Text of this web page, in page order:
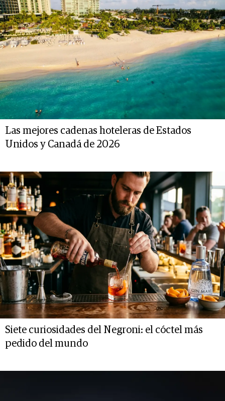
Las mejores cadenas hoteleras de Estados
Unidos y Canadá de 2026
Siete curiosidades del Negroni: el cóctel más
pedido del mundo